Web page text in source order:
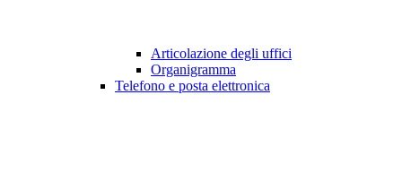
Articolazione degli uffici
Organigramma
Telefono e posta elettronica